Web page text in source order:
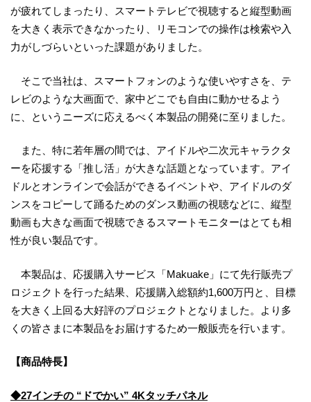
が疲れてしまったり、スマートテレビで視聴すると縦型動画
を大きく表示できなかったり、リモコンでの操作は検索や入
力がしづらいといった課題がありました。
そこで当社は、スマートフォンのような使いやすさを、テ
レビのような大画面で、家中どこでも自由に動かせるよう
に、というニーズに応えるべく本製品の開発に至りました。
また、特に若年層の間では、アイドルや二次元キャラクタ
ーを応援する「推し活」が大きな話題となっています。アイ
ドルとオンラインで会話ができるイベントや、アイドルのダ
ンスをコピーして踊るためのダンス動画の視聴などに、縦型
動画も大きな画面で視聴できるスマートモニターはとても相
性が良い製品です。
本製品は、応援購入サービス「Makuake」にて先行販売プ
ロジェクトを行った結果、応援購入総額約1,600万円と、目標
を大きく上回る大好評のプロジェクトとなりました。より多
くの皆さまに本製品をお届けするため一般販売を行います。
【商品特長】
◆27インチの “ドでかい” 4Kタッチパネル